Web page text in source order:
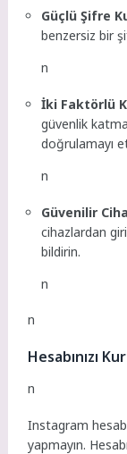
Güçlü Şifre
benzersiz bir
n
İki Faktörlü
güvenlik
doğrulamayı
n
Güvenilir
cihazlardan
bildirin.
n
n
Hesabınızı
n
Instagram
yapmayın.